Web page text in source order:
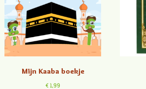
Mijn Kaaba boekje
€ 1,99